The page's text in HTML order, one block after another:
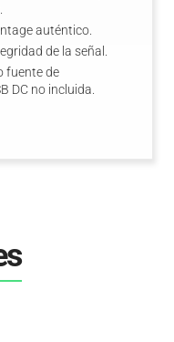
auténtico.
de la señal.
fuente de
DC no incluida.